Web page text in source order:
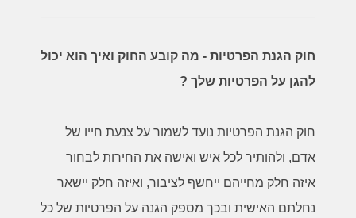
חוק הגנת הפרטיות - מה קובע החוק ואיך הוא יכול
להגן על הפרטיות שלך ?
חוק הגנת הפרטיות נועד לשמור על צנעת חייו של
אדם, ולהותיר לכל איש ואישה את החירות לבחור
איזה חלק מחייהם ייחשף לציבור, ואיזה חלק יישאר
נחלתם האישית ובכך מספק הגנה על הפרטיות של כל